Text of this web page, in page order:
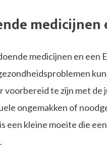
medicijnen
medicijnen en een
voorbereid te zijn met de
ongemakken of
een kleine moeite die